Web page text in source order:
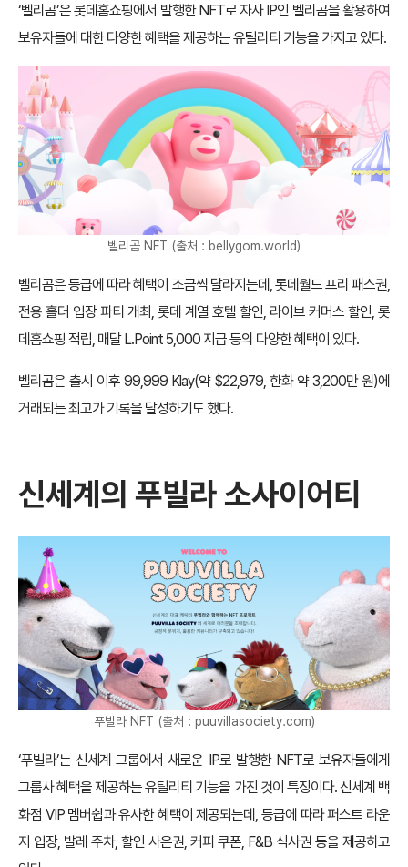
‘벨리곰’은 롯데홈쇼핑에서 발행한 NFT로 자사 IP인 벨리곰을 활용하여
보유자들에 대한 다양한 혜택을 제공하는 유틸리티 기능을 가지고 있다.
벨리곰 NFT (출처 : bellygom.world)
벨리곰은 등급에 따라 혜택이 조금씩 달라지는데, 롯데월드 프리 패스권,
전용 홀더 입장 파티 개최, 롯데 계열 호텔 할인, 라이브 커머스 할인, 롯
데홈쇼핑 적립, 매달 L.Point 5,000 지급 등의 다양한 혜택이 있다.
벨리곰은 출시 이후 99,999 Klay(약 $22,979, 한화 약 3,200만 원)에
거래되는 최고가 기록을 달성하기도 했다.
신세계의 푸빌라 소사이어티
푸빌라 NFT (출처 : puuvillasociety.com)
‘푸빌라’는 신세계 그룹에서 새로운 IP로 발행한 NFT로 보유자들에게
그룹사 혜택을 제공하는 유틸리티 기능을 가진 것이 특징이다. 신세계 백
화점 VIP 멤버쉽과 유사한 혜택이 제공되는데, 등급에 따라 퍼스트 라운
지 입장, 발레 주차, 할인 사은권, 커피 쿠폰, F&B 식사권 등을 제공하고